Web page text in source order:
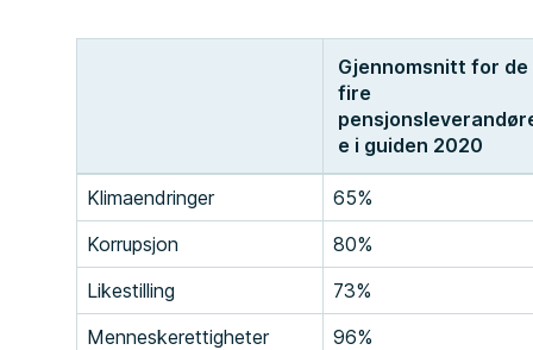
Gjennomsnitt for de
fire
e i guiden 2020
Klimaendringer
65%
Korrupsjon
80%
Likestilling
73%
Menneskerettigheter
96%